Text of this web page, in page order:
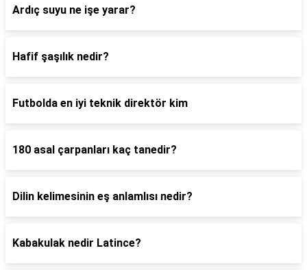
Ardıç suyu ne işe yarar?
Hafif şaşılık nedir?
Futbolda en iyi teknik direktör kim
180 asal çarpanları kaç tanedir?
Dilin kelimesinin eş anlamlısı nedir?
Kabakulak nedir Latince?